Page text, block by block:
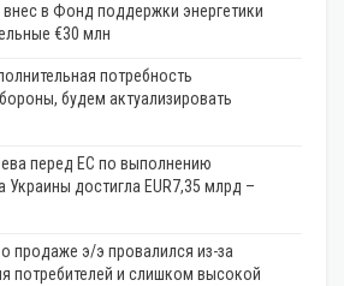
в Фонд поддержки энергетики
€30 млн
потребность
будем актуализировать
перед ЕС по выполнению
Украины достигла EUR7,35 млрд –
продаже э/э провалился из-за
потребителей и слишком высокой